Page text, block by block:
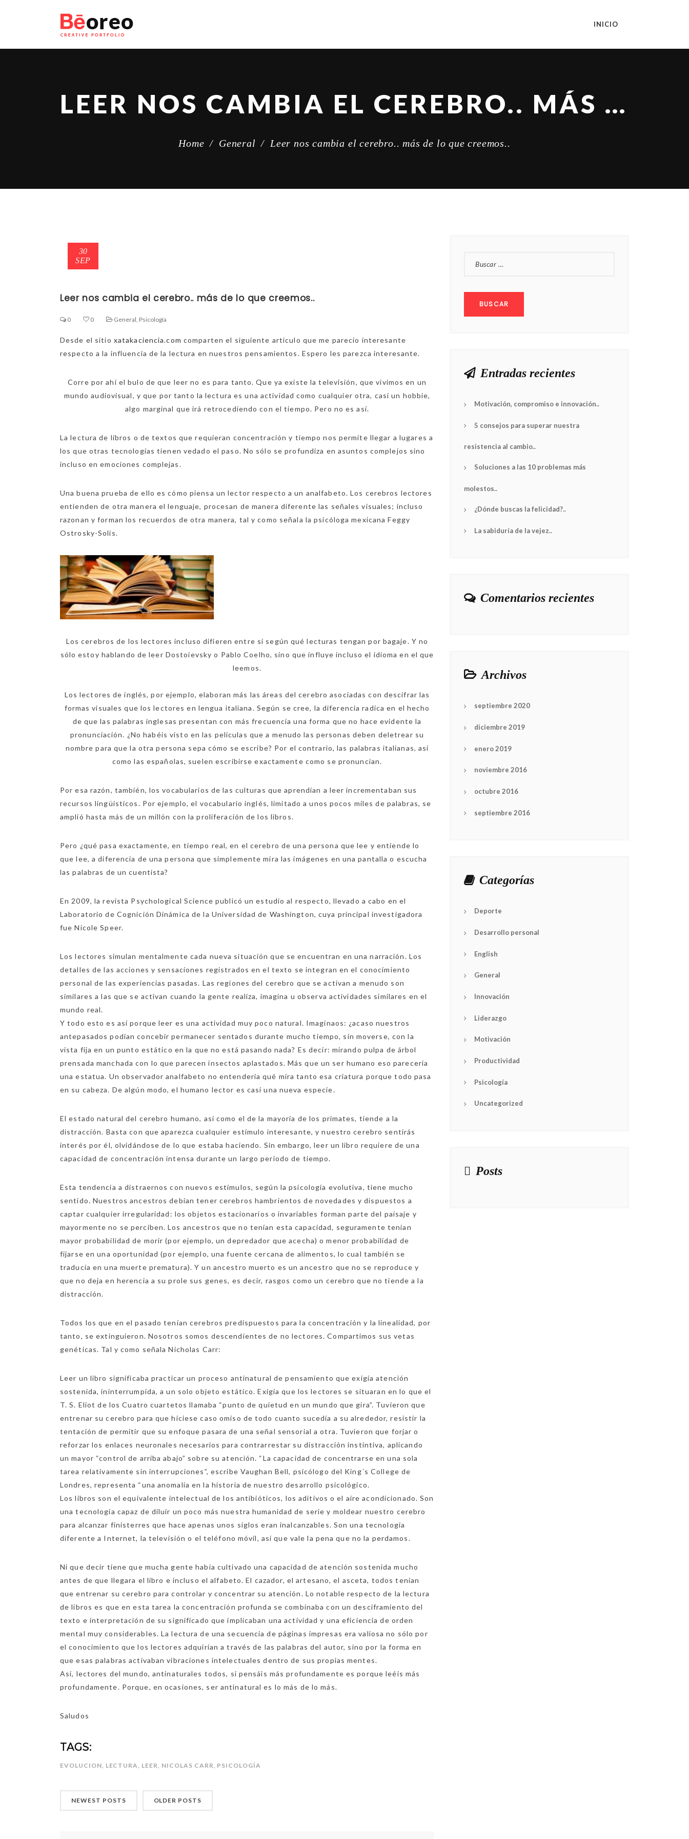
INICIO
LEER NOS CAMBIA EL CEREBRO.. MÁS DE LO QUE CREEMOS..
Home / General / Leer nos cambia el cerebro.. más de lo que creemos..
30
SEP
Leer nos cambia el cerebro.. más de lo que creemos..
0 0 General, Psicología
Desde el sitio xatakaciencia.com comparten el siguiente articulo que me parecio interesante
respecto a la influencia de la lectura en nuestros pensamientos. Espero les parezca interesante.
Corre por ahí el bulo de que leer no es para tanto. Que ya existe la televisión, que vivimos en un
mundo audiovisual, y que por tanto la lectura es una actividad como cualquier otra, casi un hobbie,
algo marginal que irá retrocediendo con el tiempo. Pero no es así.
La lectura de libros o de textos que requieran concentración y tiempo nos permite llegar a lugares a
los que otras tecnologías tienen vedado el paso. No sólo se profundiza en asuntos complejos sino
incluso en emociones complejas.
Una buena prueba de ello es cómo piensa un lector respecto a un analfabeto. Los cerebros lectores
entienden de otra manera el lenguaje, procesan de manera diferente las señales visuales; incluso
razonan y forman los recuerdos de otra manera, tal y como señala la psicóloga mexicana Feggy
Ostrosky-Solís.
Los cerebros de los lectores incluso difieren entre sí según qué lecturas tengan por bagaje. Y no
sólo estoy hablando de leer Dostoievsky o Pablo Coelho, sino que influye incluso el idioma en el que
leemos.
Los lectores de inglés, por ejemplo, elaboran más las áreas del cerebro asociadas con descifrar las
formas visuales que los lectores en lengua italiana. Según se cree, la diferencia radica en el hecho
de que las palabras inglesas presentan con más frecuencia una forma que no hace evidente la
pronunciación. ¿No habéis visto en las películas que a menudo las personas deben deletrear su
nombre para que la otra persona sepa cómo se escribe? Por el contrario, las palabras italianas, así
como las españolas, suelen escribirse exactamente como se pronuncian.
Por esa razón, también, los vocabularios de las culturas que aprendían a leer incrementaban sus
recursos lingüísticos. Por ejemplo, el vocabulario inglés, limitado a unos pocos miles de palabras, se
amplió hasta más de un millón con la proliferación de los libros.
Pero ¿qué pasa exactamente, en tiempo real, en el cerebro de una persona que lee y entiende lo
que lee, a diferencia de una persona que simplemente mira las imágenes en una pantalla o escucha
las palabras de un cuentista?
En 2009, la revista Psychological Science publicó un estudio al respecto, llevado a cabo en el
Laboratorio de Cognición Dinámica de la Universidad de Washington, cuya principal investigadora
fue Nicole Speer.
Los lectores simulan mentalmente cada nueva situación que se encuentran en una narración. Los
detalles de las acciones y sensaciones registrados en el texto se integran en el conocimiento
personal de las experiencias pasadas. Las regiones del cerebro que se activan a menudo son
similares a las que se activan cuando la gente realiza, imagina u observa actividades similares en el
mundo real.
Y todo esto es así porque leer es una actividad muy poco natural. Imaginaos: ¿acaso nuestros
antepasados podían concebir permanecer sentados durante mucho tiempo, sin moverse, con la
vista fija en un punto estático en la que no está pasando nada? Es decir: mirando pulpa de árbol
prensada manchada con lo que parecen insectos aplastados. Más que un ser humano eso parecería
una estatua. Un observador analfabeto no entendería qué mira tanto esa criatura porque todo pasa
en su cabeza. De algún modo, el humano lector es casi una nueva especie.
El estado natural del cerebro humano, así como el de la mayoría de los primates, tiende a la
distracción. Basta con que aparezca cualquier estímulo interesante, y nuestro cerebro sentirás
interés por él, olvidándose de lo que estaba haciendo. Sin embargo, leer un libro requiere de una
capacidad de concentración intensa durante un largo periodo de tiempo.
Esta tendencia a distraernos con nuevos estímulos, según la psicología evolutiva, tiene mucho
sentido. Nuestros ancestros debían tener cerebros hambrientos de novedades y dispuestos a
captar cualquier irregularidad: los objetos estacionarios o invariables forman parte del paisaje y
mayormente no se perciben. Los ancestros que no tenían esta capacidad, seguramente tenían
mayor probabilidad de morir (por ejemplo, un depredador que acecha) o menor probabilidad de
fijarse en una oportunidad (por ejemplo, una fuente cercana de alimentos, lo cual también se
traducía en una muerte prematura). Y un ancestro muerto es un ancestro que no se reproduce y
que no deja en herencia a su prole sus genes, es decir, rasgos como un cerebro que no tiende a la
distracción.
Todos los que en el pasado tenían cerebros predispuestos para la concentración y la linealidad, por
tanto, se extinguieron. Nosotros somos descendientes de no lectores. Compartimos sus vetas
genéticas. Tal y como señala Nicholas Carr:
Leer un libro significaba practicar un proceso antinatural de pensamiento que exigía atención
sostenida, ininterrumpida, a un solo objeto estático. Exigía que los lectores se situaran en lo que el
T. S. Eliot de los Cuatro cuartetos llamaba “punto de quietud en un mundo que gira”. Tuvieron que
entrenar su cerebro para que hiciese caso omiso de todo cuanto sucedía a su alrededor, resistir la
tentación de permitir que su enfoque pasara de una señal sensorial a otra. Tuvieron que forjar o
reforzar los enlaces neuronales necesarios para contrarrestar su distracción instintiva, aplicando
un mayor “control de arriba abajo” sobre su atención. “La capacidad de concentrarse en una sola
tarea relativamente sin interrupciones”, escribe Vaughan Bell, psicólogo del King´s College de
Londres, representa “una anomalía en la historia de nuestro desarrollo psicológico.
Los libros son el equivalente intelectual de los antibióticos, los aditivos o el aire acondicionado. Son
una tecnología capaz de diluir un poco más nuestra humanidad de serie y moldear nuestro cerebro
para alcanzar finisterres que hace apenas unos siglos eran inalcanzables. Son una tecnología
diferente a Internet, la televisión o el teléfono móvil, así que vale la pena que no la perdamos.
Ni que decir tiene que mucha gente había cultivado una capacidad de atención sostenida mucho
antes de que llegara el libro e incluso el alfabeto. El cazador, el artesano, el asceta, todos tenían
que entrenar su cerebro para controlar y concentrar su atención. Lo notable respecto de la lectura
de libros es que en esta tarea la concentración profunda se combinaba con un desciframiento del
texto e interpretación de su significado que implicaban una actividad y una eficiencia de orden
mental muy considerables. La lectura de una secuencia de páginas impresas era valiosa no sólo por
el conocimiento que los lectores adquirían a través de las palabras del autor, sino por la forma en
que esas palabras activaban vibraciones intelectuales dentro de sus propias mentes.
Así, lectores del mundo, antinaturales todos, si pensáis más profundamente es porque leéis más
profundamente. Porque, en ocasiones, ser antinatural es lo más de lo más.
Saludos
TAGS:
EVOLUCION, LECTURA, LEER, NICOLAS CARR, PSICOLOGÍA
NEWEST POSTS OLDER POSTS
Entradas recientes
Motivación, compromiso e innovación..
5 consejos para superar nuestra
resistencia al cambio..
Soluciones a las 10 problemas más
molestos..
¿Dónde buscas la felicidad?..
La sabiduría de la vejez..
Comentarios recientes
Archivos
septiembre 2020
diciembre 2019
enero 2019
noviembre 2016
octubre 2016
septiembre 2016
Categorías
Deporte
Desarrollo personal
English
General
Innovación
Liderazgo
Motivación
Productividad
Psicología
Uncategorized
Posts